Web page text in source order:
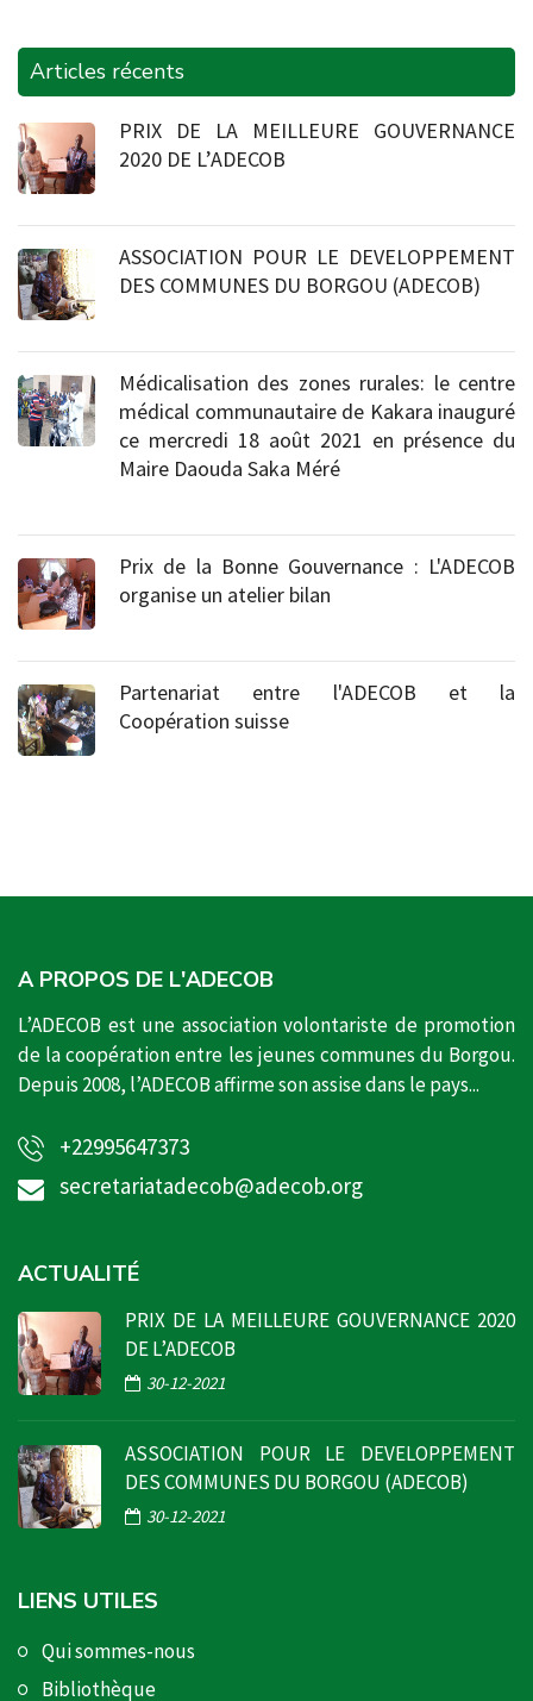
Articles récents
PRIX DE LA MEILLEURE GOUVERNANCE
2020 DE L’ADECOB
ASSOCIATION POUR LE DEVELOPPEMENT
DES COMMUNES DU BORGOU (ADECOB)
Médicalisation des zones rurales: le centre
médical communautaire de Kakara inauguré
ce mercredi 18 août 2021 en présence du
Maire Daouda Saka Méré
Prix de la Bonne Gouvernance : L'ADECOB
organise un atelier bilan
Partenariat entre l'ADECOB et la
Coopération suisse
A PROPOS DE L'ADECOB
L’ADECOB est une association volontariste de promotion
de la coopération entre les jeunes communes du Borgou.
Depuis 2008, l’ADECOB affirme son assise dans le pays...
+22995647373
secretariatadecob@adecob.org
ACTUALITÉ
PRIX DE LA MEILLEURE GOUVERNANCE 2020
DE L’ADECOB
30-12-2021
ASSOCIATION POUR LE DEVELOPPEMENT
DES COMMUNES DU BORGOU (ADECOB)
30-12-2021
LIENS UTILES
Qui sommes-nous
Bibliothèque